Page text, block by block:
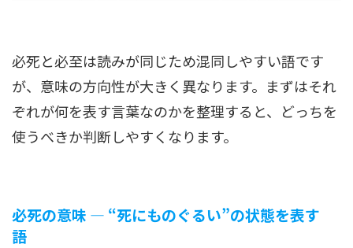
必死と必至は読みが同じため混同しやすい語です
が、意味の方向性が大きく異なります。まずはそれ
ぞれが何を表す言葉なのかを整理すると、どっちを
使うべきか判断しやすくなります。
必死の意味 ― “死にものぐるい”の状態を表す
語